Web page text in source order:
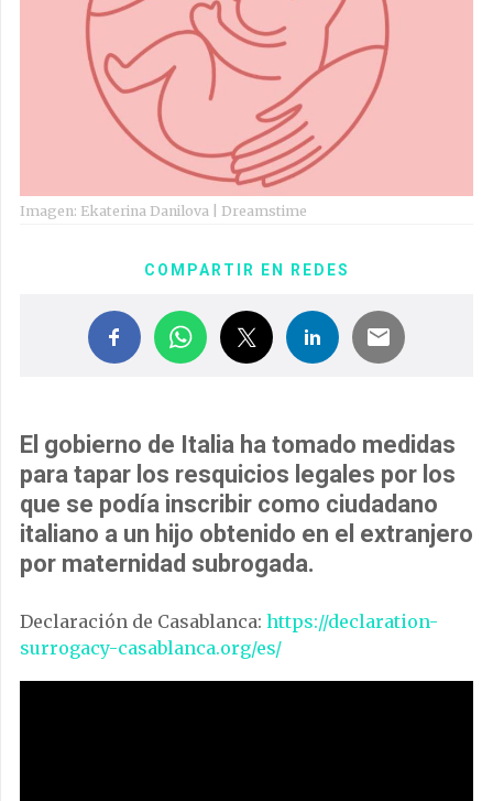
Imagen: Ekaterina Danilova | Dreamstime
COMPARTIR EN REDES
El gobierno de Italia ha tomado medidas
para tapar los resquicios legales por los
que se podía inscribir como ciudadano
italiano a un hijo obtenido en el extranjero
por maternidad subrogada.
Declaración de Casablanca: https://declaration-
surrogacy-casablanca.org/es/